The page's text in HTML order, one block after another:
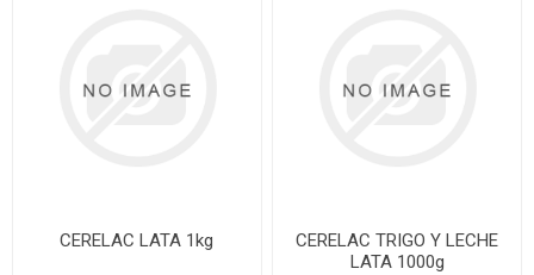
CERELAC LATA 1kg
CERELAC TRIGO Y LECHE
LATA 1000g